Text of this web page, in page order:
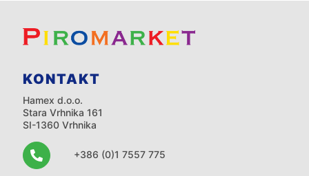
KONTAKT
Hamex d.o.o.
Stara Vrhnika 161
SI-1360 Vrhnika
+386 (0)1 7557 775